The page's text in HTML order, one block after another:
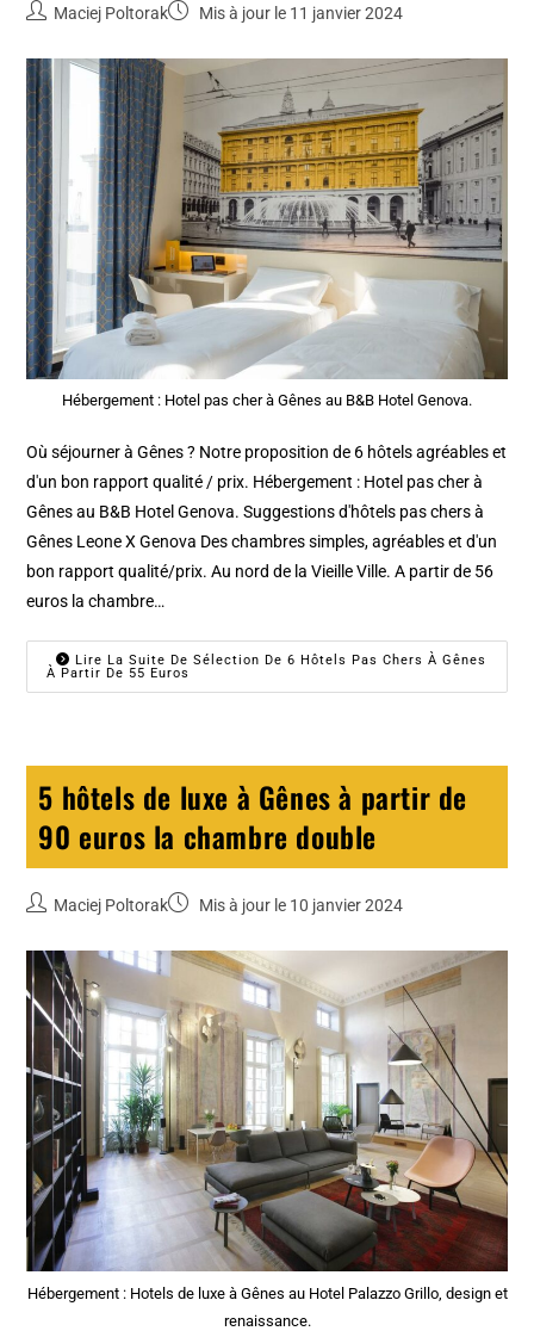
Maciej Poltorak Mis à jour le 11 janvier 2024
Hébergement : Hotel pas cher à Gênes au B&B Hotel Genova.
Où séjourner à Gênes ? Notre proposition de 6 hôtels agréables et
d'un bon rapport qualité / prix. Hébergement : Hotel pas cher à
Gênes au B&B Hotel Genova. Suggestions d'hôtels pas chers à
Gênes Leone X Genova Des chambres simples, agréables et d'un
bon rapport qualité/prix. Au nord de la Vieille Ville. A partir de 56
euros la chambre…
Lire La Suite De Sélection De 6 Hôtels Pas Chers À Gênes
À Partir De 55 Euros
5 hôtels de luxe à Gênes à partir de
90 euros la chambre double
Maciej Poltorak Mis à jour le 10 janvier 2024
Hébergement : Hotels de luxe à Gênes au Hotel Palazzo Grillo, design et
renaissance.